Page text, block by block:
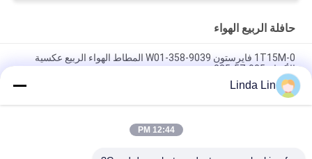
حافلة الربيع الهواء
1T15M-0 فايرستون W01-358-9039 المطاط الهواء الربيع عكسية
الأكمام 905-57-085
W013588646 Neway Bus Air Spring Blows for Golden Dragon
Yutong 1T15M-2
المطاط الطبيعي 6111300390 حافلة الهواء الربيع الصليب فيرستون
Linda Lin
12:44 PM